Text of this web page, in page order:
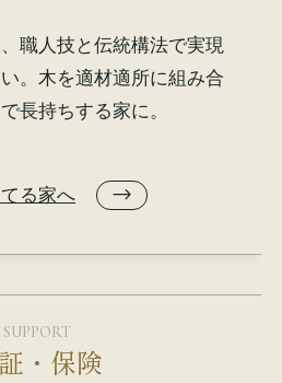
職人技と伝統構法で実現
。木を適材適所に組み合
長持ちする家に。
る家へ
SUPPORT
・保険